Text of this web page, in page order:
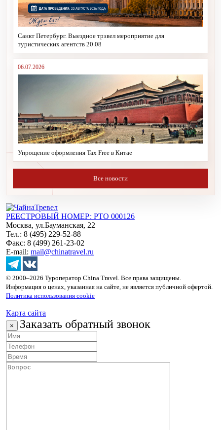
Санкт Петербург. Выездное трэвел мероприятие для
туристических агентств 20.08
06.07.2026
Упрощение оформления Tax Free в Китае
Все новости
РЕЕСТРОВЫЙ НОМЕР: РТО 000126
Москва, ул.Бауманская, 22
Тел.: 8 (495) 229-52-88
Факс: 8 (499) 261-23-02
E-mail: mail@chinatravel.ru
© 2000–2026 Туроператор China Travel. Все права защищены.
Информация о ценах, указанная на сайте, не является публичной офертой.
Политика использования cookie
Карта сайта
× Заказать обратный звонок